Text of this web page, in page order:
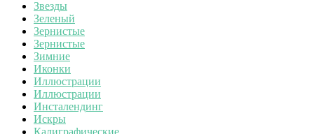
Звезды
Зеленый
Зернистые
Зернистые
Зимние
Иконки
Иллюстрации
Иллюстрации
Инсталендинг
Искры
Калиграфические